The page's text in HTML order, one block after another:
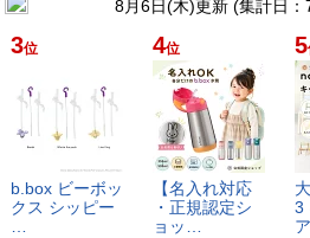
8月6日(木)更新 (集計日
3位
b​.​b​o​x​ ​ビ​ー​ボ​ッ​
ク​ス​ ​シ​ッ​ピ​ー​
4位
【​名​入​れ​対​応​
・​正​規​認​定​シ​
ョ​ッ​…
5
3​